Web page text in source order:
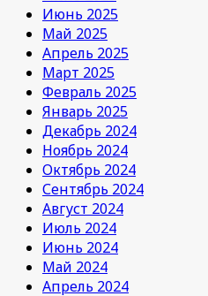
Июнь 2025
Май 2025
Апрель 2025
Март 2025
Февраль 2025
Январь 2025
Декабрь 2024
Ноябрь 2024
Октябрь 2024
Сентябрь 2024
Август 2024
Июль 2024
Июнь 2024
Май 2024
Апрель 2024